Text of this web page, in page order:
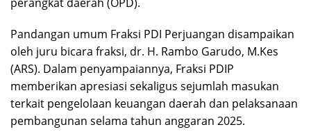
Pandangan umum Fraksi PDI Perjuangan disampaikan
oleh juru bicara fraksi, dr. H. Rambo Garudo, M.Kes
(ARS). Dalam penyampaiannya, Fraksi PDIP
memberikan apresiasi sekaligus sejumlah masukan
terkait pengelolaan keuangan daerah dan pelaksanaan
pembangunan selama tahun anggaran 2025.